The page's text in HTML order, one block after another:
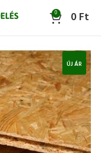
0 0Ft
ÚJ ÁR